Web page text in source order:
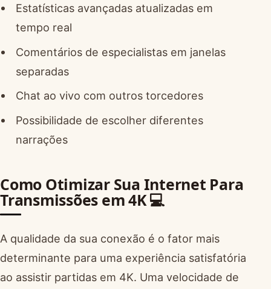
Estatísticas avançadas atualizadas em
tempo real
Comentários de especialistas em janelas
separadas
Chat ao vivo com outros torcedores
Possibilidade de escolher diferentes
narrações
Como Otimizar Sua Internet Para
Transmissões em 4K 💻
A qualidade da sua conexão é o fator mais
determinante para uma experiência satisfatória
ao assistir partidas em 4K. Uma velocidade de